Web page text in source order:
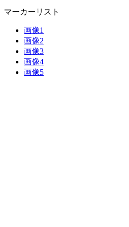
マーカーリスト
画像1
画像2
画像3
画像4
画像5